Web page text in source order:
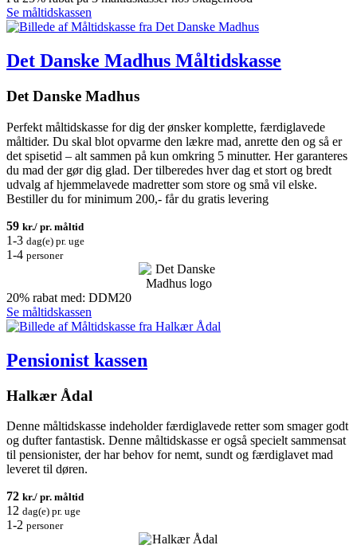
Se måltidskassen
Det Danske Madhus Måltidskasse
Det Danske Madhus
Perfekt måltidskasse for dig der ønsker komplette, færdiglavede
måltider. Du skal blot opvarme den lækre mad, anrette den og så er
det spisetid – alt sammen på kun omkring 5 minutter. Her garanteres
du mad der gør dig glad. Der tilberedes hver dag et stort og bredt
udvalg af hjemmelavede madretter som store og små vil elske.
Bestiller du for minimum 200,- får du gratis levering
59 kr./ pr. måltid
1-3 dag(e) pr. uge
1-4 personer
20% rabat med: DDM20
Se måltidskassen
Pensionist kassen
Halkær Ådal
Denne måltidskasse indeholder færdiglavede retter som smager godt
og dufter fantastisk. Denne måltidskasse er også specielt sammensat
til pensionister, der har behov for nemt, sundt og færdiglavet mad
leveret til døren.
72 kr./ pr. måltid
12 dag(e) pr. uge
1-2 personer